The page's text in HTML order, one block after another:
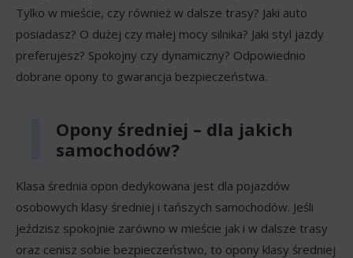
Tylko w mieście, czy również w dalsze trasy? Jaki auto
posiadasz? O dużej czy małej mocy silnika? Jaki styl jazdy
preferujesz? Spokojny czy dynamiczny? Odpowiednio
dobrane opony to gwarancja bezpieczeństwa.
Opony średniej – dla jakich
samochodów?
Klasa średnia opon dedykowana jest dla pojazdów
osobowych klasy średniej i tańszych samochodów. Jeśli
jeździsz spokojnie zarówno w mieście jak i w dalsze trasy
oraz cenisz sobie bezpieczeństwo, to opony klasy średniej